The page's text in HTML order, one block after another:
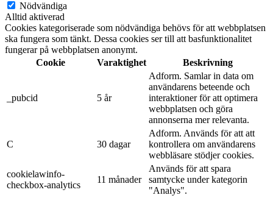
Nödvändiga
Alltid aktiverad
Cookies kategoriserade som nödvändiga behövs för att webbplatsen
ska fungera som tänkt. Dessa cookies ser till att basfunktionalitet
fungerar på webbplatsen anonymt.
Cookie
Varaktighet Beskrivning
_pubcid 5 år
Adform. Samlar in data om
användarens beteende och
interaktioner för att optimera
webbplatsen och göra
annonserna mer relevanta.
C 30 dagar
Adform. Används för att att
kontrollera om användarens
webbläsare stödjer cookies.
cookielawinfo-
checkbox-analytics
11 månader
Används för att spara
samtycke under kategorin
"Analys".